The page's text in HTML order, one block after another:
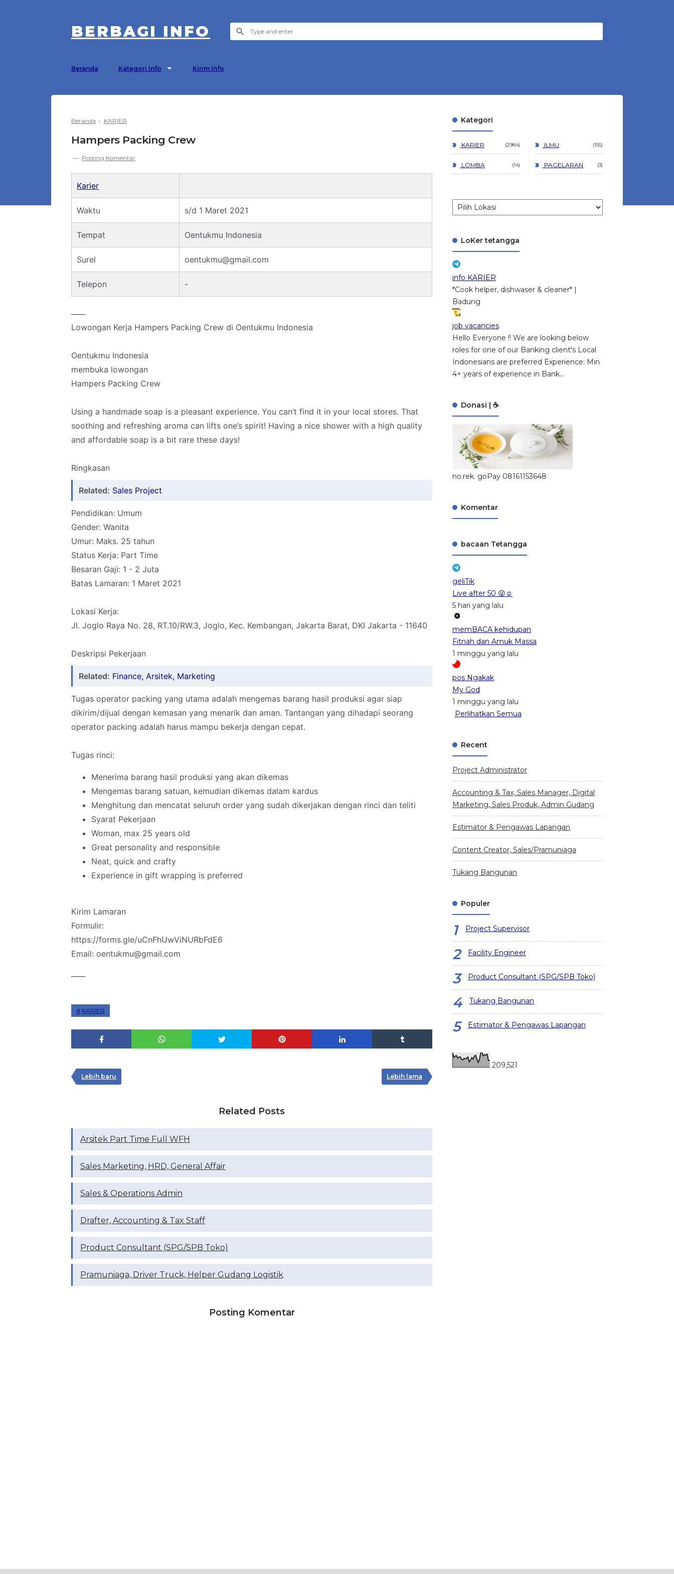
BERBAGI INFO
Beranda Kategori Info Kirim Info
Beranda › KARIER
Hampers Packing Crew
Posting Komentar
Karier
Waktu s/d 1 Maret 2021
Tempat Oentukmu Indonesia
Surel oentukmu@gmail.com
Telepon -
Lowongan Kerja Hampers Packing Crew di Oentukmu Indonesia
Oentukmu Indonesia
membuka lowongan
Hampers Packing Crew
Using a handmade soap is a pleasant experience. You can’t find it in your local stores. That
soothing and refreshing aroma can lifts one’s spirit! Having a nice shower with a high quality
and affordable soap is a bit rare these days!
Ringkasan
Related: Sales Project
Pendidikan: Umum
Gender: Wanita
Umur: Maks. 25 tahun
Status Kerja: Part Time
Besaran Gaji: 1 - 2 Juta
Batas Lamaran: 1 Maret 2021
Lokasi Kerja:
Jl. Joglo Raya No. 28, RT.10/RW.3, Joglo, Kec. Kembangan, Jakarta Barat, DKI Jakarta - 11640
Deskripsi Pekerjaan
Related: Finance, Arsitek, Marketing
Tugas operator packing yang utama adalah mengemas barang hasil produksi agar siap
dikirim/dijual dengan kemasan yang menarik dan aman. Tantangan yang dihadapi seorang
operator packing adalah harus mampu bekerja dengan cepat.
Tugas rinci:
Menerima barang hasil produksi yang akan dikemas
Mengemas barang satuan, kemudian dikemas dalam kardus
Menghitung dan mencatat seluruh order yang sudah dikerjakan dengan rinci dan teliti
Syarat Pekerjaan
Woman, max 25 years old
Great personality and responsible
Neat, quick and crafty
Experience in gift wrapping is preferred
Kirim Lamaran
Formulir:
https://forms.gle/uCnFhUwViNURbFdE6
Email: oentukmu@gmail.com
KARIER
Lebih baru Lebih lama
Related Posts
Arsitek Part Time Full WFH
Sales Marketing, HRD, General Affair
Sales & Operations Admin
Drafter, ⁠Accounting & Tax Staff
Product Consultant (SPG/SPB Toko)
Pramuniaga, Driver Truck, Helper Gudang Logistik
Posting Komentar
Kategori
KARIER 2984 ILMU 155
LOMBA 14 PAGELARAN 3
LoKer tetangga
info KARIER
*Cook helper, dishwaser & cleaner* |
Badung
job vacancies
Hello Everyone !! We are looking below
roles for one of our Banking client's Local
Indonesians are preferred Experience: Min
4+ years of experience in Bank...
Donasi | ☕
no.rek. goPay 08161153648
Komentar
bacaan Tetangga
geliTik
Live after 50 😜☺️
5 hari yang lalu
memBACA kehidupan
Fitnah dan Amuk Massa
1 minggu yang lalu
pos Ngakak
My God
1 minggu yang lalu
Perlihatkan Semua
Recent
Project Administrator
Accounting & Tax, Sales Manager, Digital
Marketing, Sales Produk, Admin Gudang
Estimator & Pengawas Lapangan
Content Creator, Sales/Pramuniaga
Tukang Bangunan
Populer
Project Supervisor
Facility Engineer
Product Consultant (SPG/SPB Toko)
Tukang Bangunan
Estimator & Pengawas Lapangan
209,521